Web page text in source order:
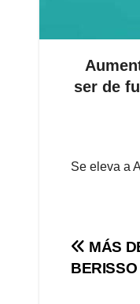
ser de
Se eleva a
MÁS
BERISSO